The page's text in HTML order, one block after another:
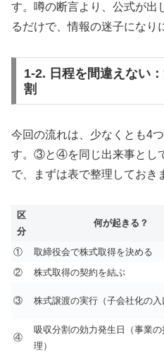
す。噂の断言より、公式が出
るだけで、情報の迷子になり
1-2. 日程を間違えない
割
今回の流れは、少なくとも4
す。③と④を同じ出来事とし
で、まずは表で整理しておき
区
分
何が起きる？
① 取締役会で株式取得を決める
②
株式取得の契約を結ぶ
③ 株式譲渡の実行（子会社化の入
④
吸収分割の効力発生日（事業
理）